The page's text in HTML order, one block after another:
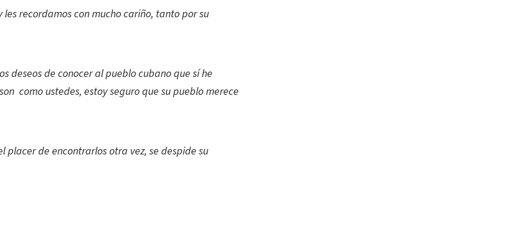
recordamos con mucho cariño, tanto por su
deseos de conocer al pueblo cubano que sí he
como ustedes, estoy seguro que su pueblo merece
placer de encontrarlos otra vez, se despide su